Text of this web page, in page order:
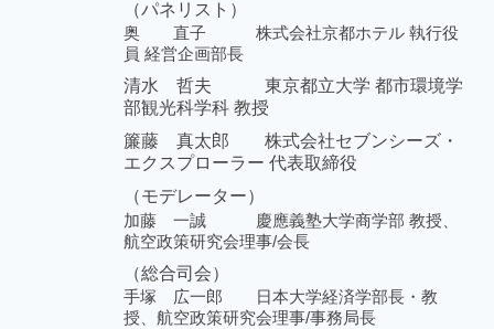
（パネリスト）
奥 直子 株式会社京都ホテル 執行役
員 経営企画部長
清水 哲夫 東京都立大学 都市環境学
部観光科学科 教授
簾藤 真太郎 株式会社セブンシーズ・
エクスプローラー 代表取締役
（モデレーター）
加藤 一誠 慶應義塾大学商学部 教授、
航空政策研究会理事/会長
（総合司会）
手塚 広一郎 日本大学経済学部長・教
授、航空政策研究会理事/事務局長